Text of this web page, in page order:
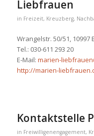
Liebfrauen
in Freizeit, Kreuzberg,
Wrangelstr. 50/51, 10997
Tel.: 030-611 293 20
E-Mail: marien-
http://marien-
Kontaktstelle
in Freiwilligenengagement,